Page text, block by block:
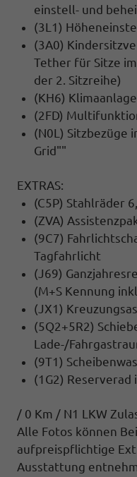
einstell- und
(3L1)
(3A0)
Tether für Sitze
der 2. Sitzreihe)
(KH6)
(2FD)
(N0L) Sitzbezüge
Grid""
EXTRAS:
(C5P) Stahlräder
(ZVA)
(9C7)
Tagfahrlicht
(J69)
(M+S Kennung
(JX1)
(5Q2+5R2)
Lade-/
(9T1)
(1G2) Reserverad
/ 0 Km / N1 LKW
Alle Fotos können
aufpreispflichtige
Ausstattung